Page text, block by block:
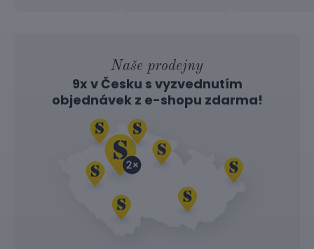
Naše prodejny
9x v Česku s vyzvednutím
objednávek z e-shopu zdarma!